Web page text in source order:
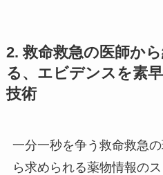
2. 救命救急の医師か
る、エビデンスを素
技術
一分一秒を争う救命救急
ら求められる薬物情報の